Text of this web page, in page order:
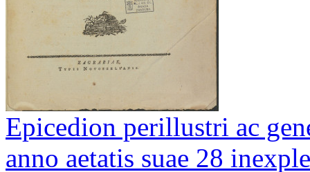
Epicedion perillustri ac
anno aetatis suae 28